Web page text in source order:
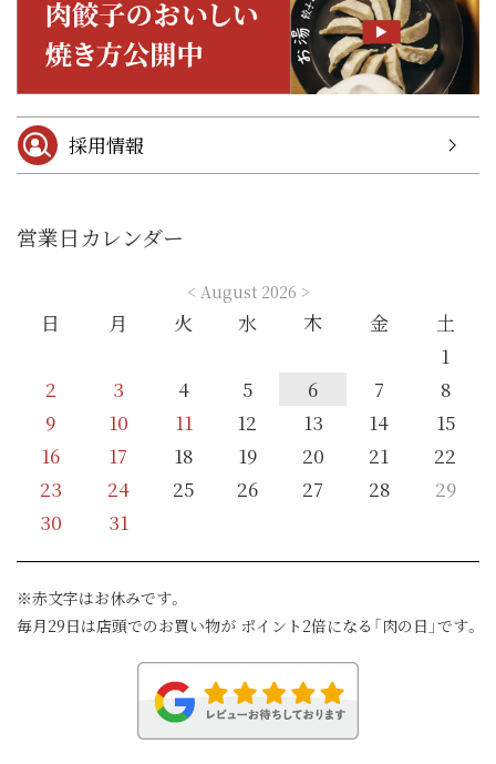
採用情報
営業日カレンダー
< August 2026 >
日 月 火 水 木 金
土
1
2
3 4 5 6 7
8
9
10 11 12 13 14
15
16
17 18 19 20 21
22
23
24 25 26 27 28
29
30
31
※赤文字はお休みです。
毎月29日は店頭でのお買い物が ポイント2倍になる「肉の日」です。